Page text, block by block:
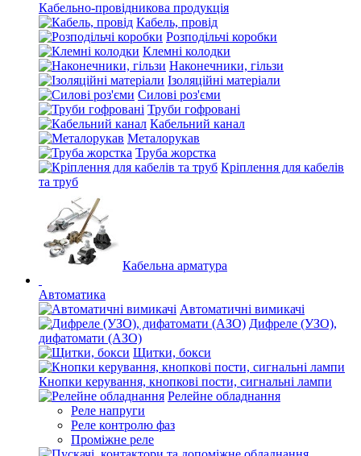
Кабельно-провідникова продукція
Кабель, провід
Розподільчі коробки
Клемні колодки
Наконечники, гільзи
Ізоляційні матеріали
Силові роз'єми
Труби гофровані
Кабельний канал
Металорукав
Труба жорстка
Кріплення для кабелів
та труб
Кабельна арматура
Автоматика
Автоматичні вимикачі
Дифреле (УЗО),
дифатомати (АЗО)
Щитки, бокси
Кнопки керування, кнопкові пости, сигнальні лампи
Релейне обладнання
Реле напруги
Реле контролю фаз
Проміжне реле